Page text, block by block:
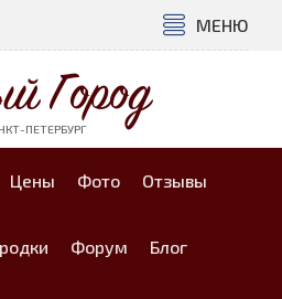
МЕНЮ
Город
ПЕТЕРБУРГ
Цены Фото Отзывы
Форум Блог